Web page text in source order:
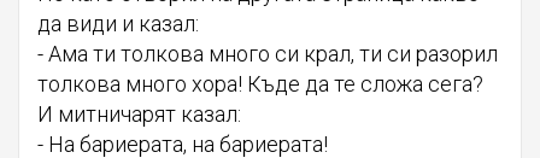
да види и казал:
- Ама ти толкова много си крал, ти си разорил
толкова много хора! Къде да те сложа сега?
И митничарят казал:
- На бариерата, на бариерата!